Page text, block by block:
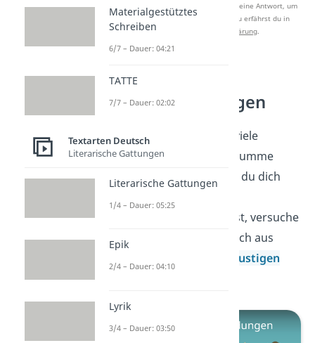
Nach Beantwortung speichern wir deine Antwort, um
Studyflix zu verbessern. Mehr dazu erfährst du in
unserer
Datenschutzerklärung.
Lustige
Verabschiedungen
Super! Jetzt kennst du viele
schlechte, lustige und dumme
Anmachsprüche! Wenn du dich
verabschieden möchtest, versuche
es doch mit einem Spruch aus
lustigen
Materialgestütztes
Schreiben
6/7 – Dauer: 04:21
TATTE
7/7 – Dauer: 02:02
Textarten Deutsch
Literarische Gattungen
Literarische Gattungen
1/4 – Dauer: 05:25
Epik
2/4 – Dauer: 04:10
Lyrik
3/4 – Dauer: 03:50